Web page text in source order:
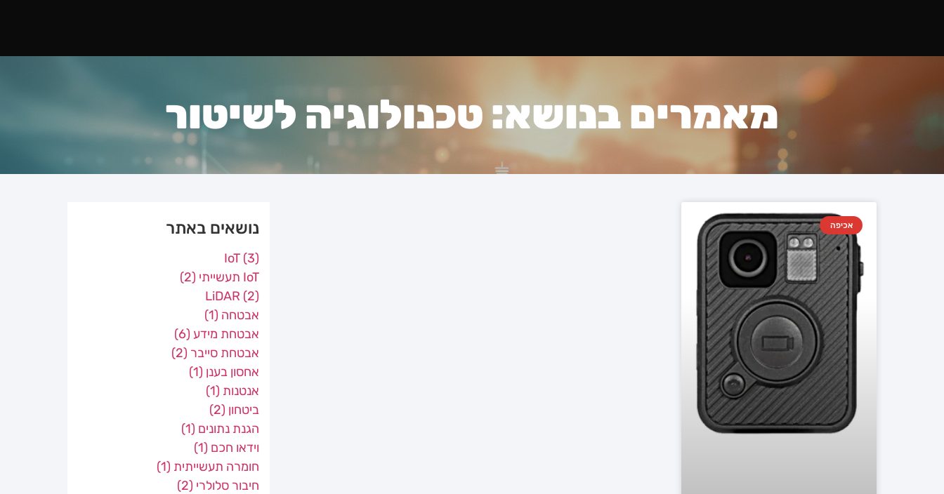
מאמרים בנושא: טכנולוגיה לשיטור
אכיפה נושאים באתר
IoT (3)
IoT תעשייתי
(2)
LiDAR (2)
אבטחה (1)
אבטחת מידע (6)
אבטחת סייבר (2)
אחסון בענן (1)
אנטנות (1)
ביטחון (2)
הגנת נתונים (1)
וידאו חכם (1)
חומרה תעשייתית (1)
חיבור סלולרי (2)